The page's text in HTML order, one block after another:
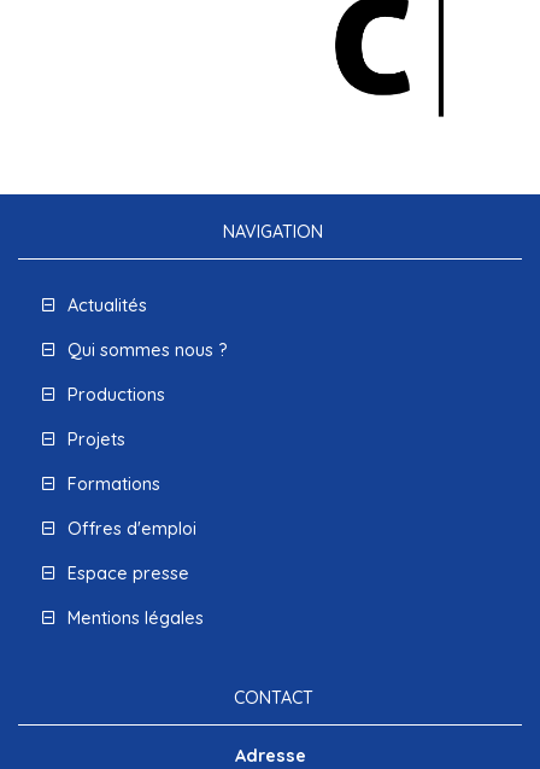
NAVIGATION
Actualités
Qui sommes nous ?
Productions
Projets
Formations
Offres d'emploi
Espace presse
Mentions légales
CONTACT
Adresse